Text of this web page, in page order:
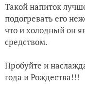
Такой напиток
подогревать его
что и холодный он
средством.
Пробуйте и
года и Рождества!!!